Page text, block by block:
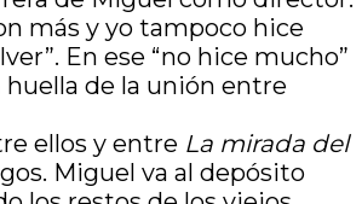
más y yo tampoco hice
En ese “no hice mucho”
de la unión entre
ellos y entre La mirada del
Miguel va al depósito